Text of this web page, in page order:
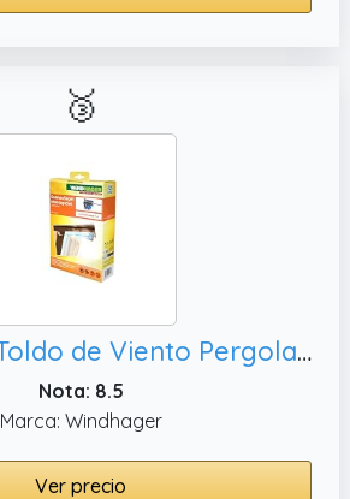
🥉
Windhager Toldo de Viento Pergola Juego de Montaje para jardín de Invierno Inoxline Juego Completo Incl. Cable de Acero Inoxidable 10m x 2mm, 10885
Nota: 8.5
Marca: Windhager
Ver precio